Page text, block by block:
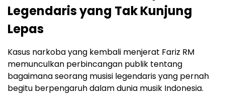
Legendaris yang Tak Kunjung
Lepas
Kasus narkoba yang kembali menjerat Fariz RM
memunculkan perbincangan publik tentang
bagaimana seorang musisi legendaris yang pernah
begitu berpengaruh dalam dunia musik Indonesia.